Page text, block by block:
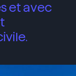
et avec